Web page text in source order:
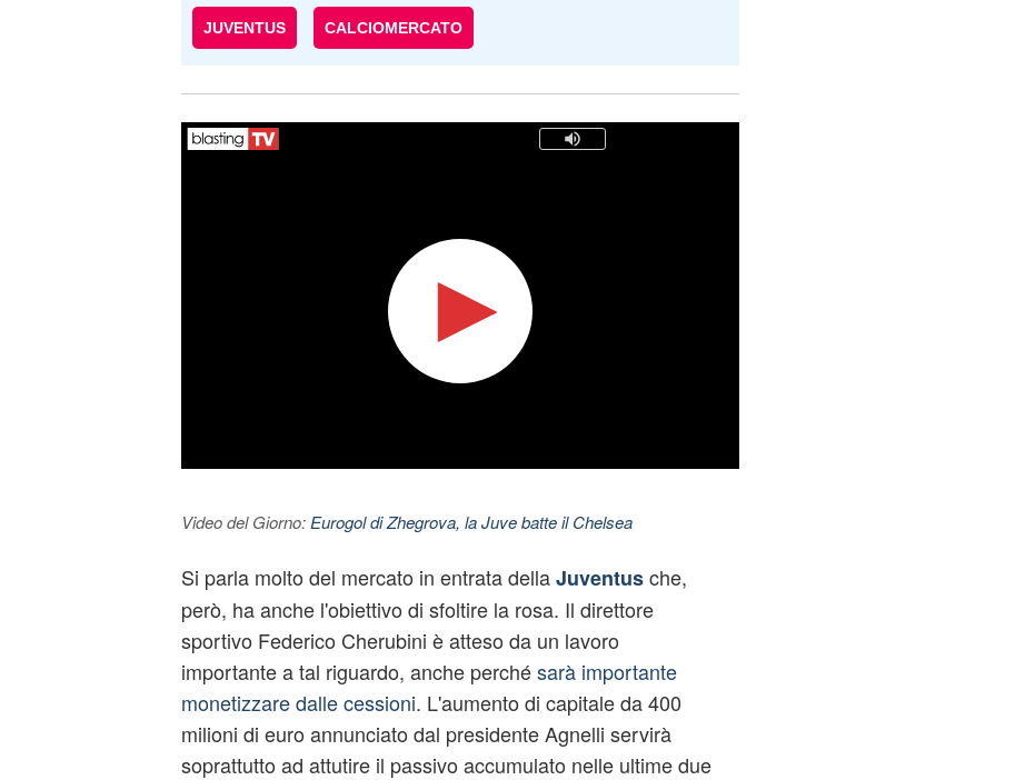
JUVENTUS CALCIOMERCATO
Video del Giorno: Eurogol di Zhegrova, la Juve batte il Chelsea
Si parla molto del mercato in entrata dellaJuventusche,
però, ha anche l'obiettivo di sfoltire la rosa. Il direttore
sportivo Federico Cherubini è atteso da un lavoro
importante a tal riguardo, anche perchésarà importante
monetizzare dalle cessioni. L'aumento di capitale da 400
milioni di euro annunciato dal presidente Agnelli servirà
soprattutto ad attutire il passivo accumulato nelle ultime due